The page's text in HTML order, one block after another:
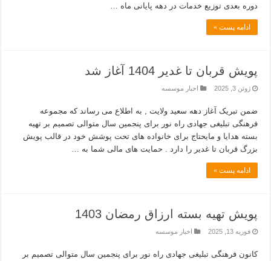
دوره بعدی توزیع خدمات در دهه پایانی ماه …
ادامه پست »
پویش قربان تا غدیر 1404 آغاز شد
ژوئن 3, 2025 اخبار موسسه
ضمن تبریک آغاز دهه سعید ولایت , به اطلاع می رساند که مجموعه
فرهنگی تبلیغی جهادی راه نور برای پنجمین سال متوالی تصمیم بر تهیه
بسته هدایا و مایحتاج برای خانواده های تحت پوشش خود در قالب پویش
بزرگ قربان تا غدیر را دارد . حمایت های مالی شما به …
ادامه پست »
پویش تهیه بسته ارزاق رمضان 1403
فوریه 13, 2025 اخبار موسسه
کانون فرهنگی تبلیغی جهادی راه نور برای پنجمین سال متوالی تصمیم بر